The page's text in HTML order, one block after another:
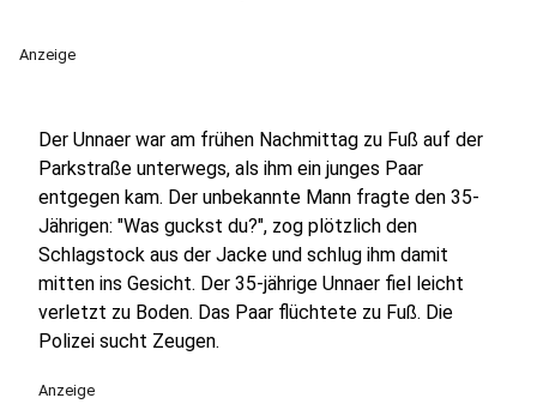
Anzeige
Der Unnaer war am frühen Nachmittag zu Fuß auf der
Parkstraße unterwegs, als ihm ein junges Paar
entgegen kam. Der unbekannte Mann fragte den 35-
Jährigen: "Was guckst du?", zog plötzlich den
Schlagstock aus der Jacke und schlug ihm damit
mitten ins Gesicht. Der 35-jährige Unnaer fiel leicht
verletzt zu Boden. Das Paar flüchtete zu Fuß. Die
Polizei sucht Zeugen.
Anzeige